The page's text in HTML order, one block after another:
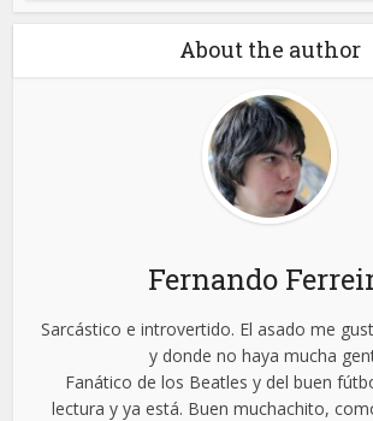
About the author
Fernando
Sarcástico e introvertido. El asado me
y donde no haya mucha
Fanático de los Beatles y del buen
lectura y ya está. Buen muchachito,